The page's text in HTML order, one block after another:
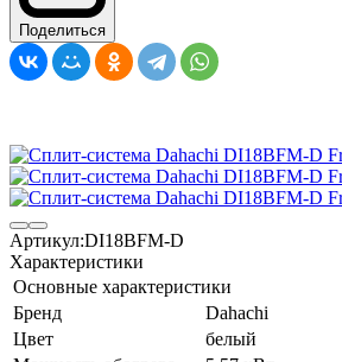
Поделиться
Артикул:DI18BFM-D
Характеристики
Основные характеристики
Бренд
Dahachi
Цвет
белый